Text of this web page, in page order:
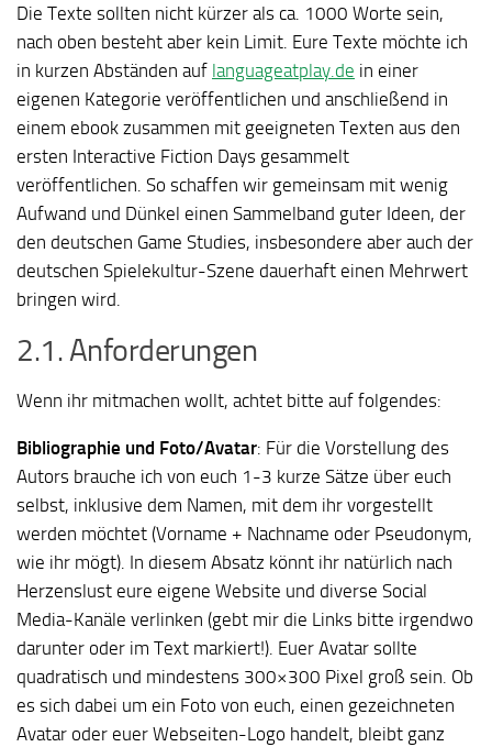
Die Texte sollten nicht kürzer als ca. 1000 Worte sein,
nach oben besteht aber kein Limit. Eure Texte möchte ich
in kurzen Abständen auf languageatplay.de in einer
eigenen Kategorie veröffentlichen und anschließend in
einem ebook zusammen mit geeigneten Texten aus den
ersten Interactive Fiction Days gesammelt
veröffentlichen. So schaffen wir gemeinsam mit wenig
Aufwand und Dünkel einen Sammelband guter Ideen, der
den deutschen Game Studies, insbesondere aber auch der
deutschen Spielekultur-Szene dauerhaft einen Mehrwert
bringen wird.
2.1. Anforderungen
Wenn ihr mitmachen wollt, achtet bitte auf folgendes:
Bibliographie und Foto/Avatar: Für die Vorstellung des
Autors brauche ich von euch 1-3 kurze Sätze über euch
selbst, inklusive dem Namen, mit dem ihr vorgestellt
werden möchtet (Vorname + Nachname oder Pseudonym,
wie ihr mögt). In diesem Absatz könnt ihr natürlich nach
Herzenslust eure eigene Website und diverse Social
Media-Kanäle verlinken (gebt mir die Links bitte irgendwo
darunter oder im Text markiert!). Euer Avatar sollte
quadratisch und mindestens 300×300 Pixel groß sein. Ob
es sich dabei um ein Foto von euch, einen gezeichneten
Avatar oder euer Webseiten-Logo handelt, bleibt ganz